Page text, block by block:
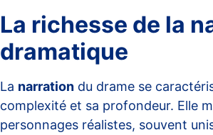
La richesse de la
dramatique
La narration du drame se
complexité et sa profondeur. Elle
personnages réalistes, souvent